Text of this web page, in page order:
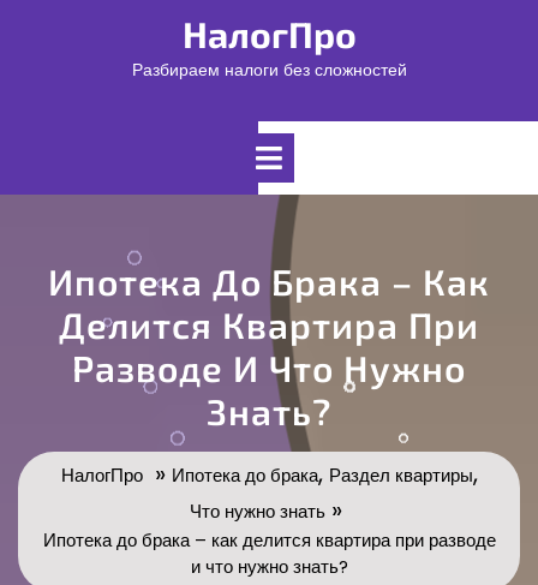
НалогПро
Разбираем налоги без сложностей
Открыть
Ипотека До Брака – Как
Делится Квартира При
Разводе И Что Нужно
Знать?
НалогПро» Ипотека до брака, Раздел квартиры,
Что нужно знать »
Ипотека до брака – как делится квартира при разводе
и что нужно знать?